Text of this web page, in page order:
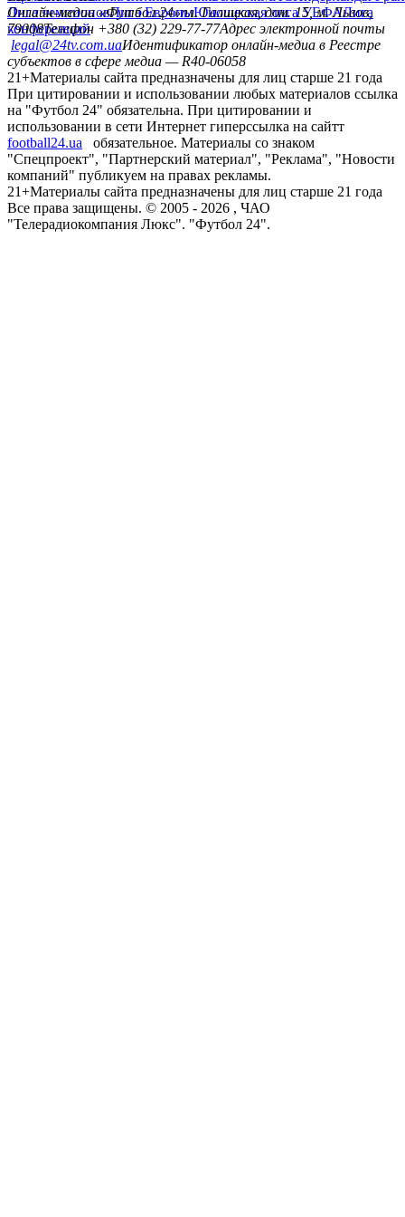
Лига чемпионовЛига ЕвропыЮношеская лига УЕФАЛига
конференций
Онлайн-медиа «Футбол 24»пл. Галицкая, дом. 15, м. Львов,
79008Телефон +380 (32) 229-77-77Адрес электронной почты
legal@24tv.com.uaИдентификатор онлайн-медиа в Реестре
субъектов в сфере медиа — R40-06058
21+Материалы сайта предназначены для лиц старше 21 года
При цитировании и использовании любых материалов ссылка
на "Футбол 24" обязательна. При цитировании и
использовании в сети Интернет гиперссылка на сайтт
football24.ua
обязательное. Материалы со знаком
"Спецпроект", "Партнерский материал", "Реклама", "Новости
компаний" публикуем на правах рекламы.
21+Материалы сайта предназначены для лиц старше 21 года
Все права защищены. © 2005 - 2026 , ЧАО
"Телерадиокомпания Люкс". "Футбол 24".